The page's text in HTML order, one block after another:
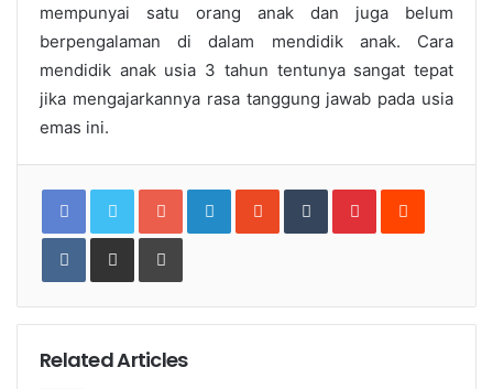
mempunyai satu orang anak dan juga belum
berpengalaman di dalam mendidik anak. Cara
mendidik anak usia 3 tahun tentunya sangat tepat
jika mengajarkannya rasa tanggung jawab pada usia
emas ini.
Google+LinkedInStumbleUpon
TumblrPinterestReddit
VKontakteShare
Email
Print
Related Articles